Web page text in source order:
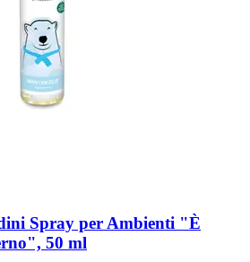
Spray per Ambienti "È
50 ml